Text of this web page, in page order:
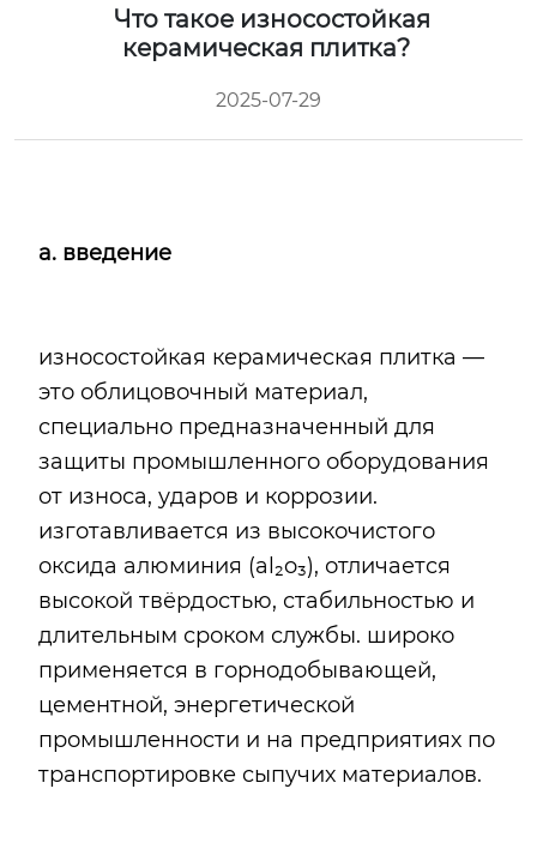
Что такое износостойкая
керамическая плитка?
2025-07-29
a. введение
износостойкая керамическая плитка —
это облицовочный материал,
специально предназначенный для
защиты промышленного оборудования
от износа, ударов и коррозии.
изготавливается из высокочистого
оксида алюминия (al₂o₃), отличается
высокой твёрдостью, стабильностью и
длительным сроком службы. широко
применяется в горнодобывающей,
цементной, энергетической
промышленности и на предприятиях по
транспортировке сыпучих материалов.